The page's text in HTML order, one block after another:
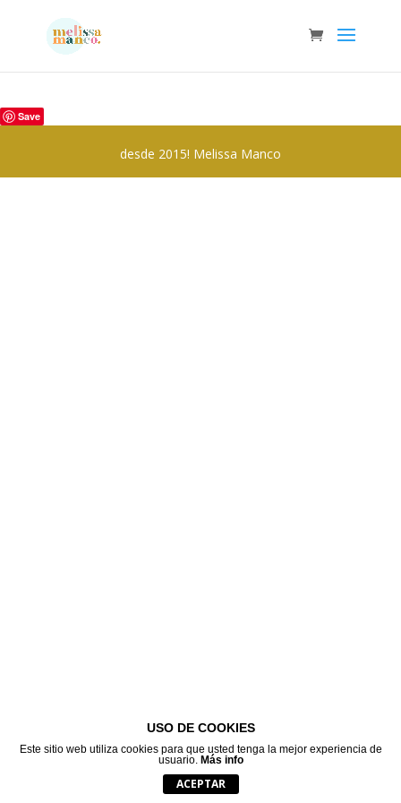
Save
desde 2015! Melissa Manco
USO DE COOKIES
Este sitio web utiliza cookies para que usted tenga la mejor experiencia de
usuario. Más info
ACEPTAR